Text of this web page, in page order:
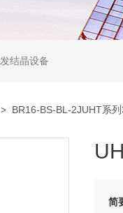
结晶设备
> BR16-BS-BL-2JUHT系
简